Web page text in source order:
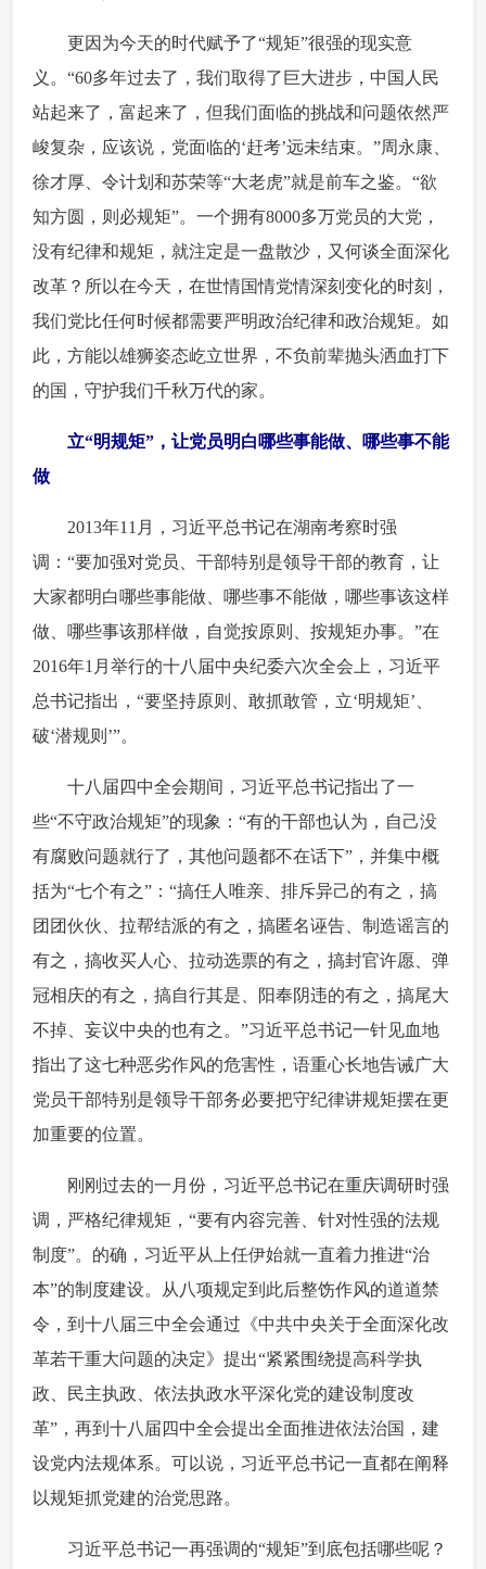
更因为今天的时代赋予了“规矩”很强的现实意
义。“60多年过去了，我们取得了巨大进步，中国人民
站起来了，富起来了，但我们面临的挑战和问题依然严
峻复杂，应该说，党面临的‘赶考’远未结束。”周永康、
徐才厚、令计划和苏荣等“大老虎”就是前车之鉴。“欲
知方圆，则必规矩”。一个拥有8000多万党员的大党，
没有纪律和规矩，就注定是一盘散沙，又何谈全面深化
改革？所以在今天，在世情国情党情深刻变化的时刻，
我们党比任何时候都需要严明政治纪律和政治规矩。如
此，方能以雄狮姿态屹立世界，不负前辈抛头洒血打下
的国，守护我们千秋万代的家。
立“明规矩”，让党员明白哪些事能做、哪些事不能
做
2013年11月，习近平总书记在湖南考察时强
调：“要加强对党员、干部特别是领导干部的教育，让
大家都明白哪些事能做、哪些事不能做，哪些事该这样
做、哪些事该那样做，自觉按原则、按规矩办事。”在
2016年1月举行的十八届中央纪委六次全会上，习近平
总书记指出，“要坚持原则、敢抓敢管，立‘明规矩’、
破‘潜规则’”。
十八届四中全会期间，习近平总书记指出了一
些“不守政治规矩”的现象：“有的干部也认为，自己没
有腐败问题就行了，其他问题都不在话下”，并集中概
括为“七个有之”：“搞任人唯亲、排斥异己的有之，搞
团团伙伙、拉帮结派的有之，搞匿名诬告、制造谣言的
有之，搞收买人心、拉动选票的有之，搞封官许愿、弹
冠相庆的有之，搞自行其是、阳奉阴违的有之，搞尾大
不掉、妄议中央的也有之。”习近平总书记一针见血地
指出了这七种恶劣作风的危害性，语重心长地告诫广大
党员干部特别是领导干部务必要把守纪律讲规矩摆在更
加重要的位置。
刚刚过去的一月份，习近平总书记在重庆调研时强
调，严格纪律规矩，“要有内容完善、针对性强的法规
制度”。的确，习近平从上任伊始就一直着力推进“治
本”的制度建设。从八项规定到此后整饬作风的道道禁
令，到十八届三中全会通过《中共中央关于全面深化改
革若干重大问题的决定》提出“紧紧围绕提高科学执
政、民主执政、依法执政水平深化党的建设制度改
革”，再到十八届四中全会提出全面推进依法治国，建
设党内法规体系。可以说，习近平总书记一直都在阐释
以规矩抓党建的治党思路。
习近平总书记一再强调的“规矩”到底包括哪些呢？